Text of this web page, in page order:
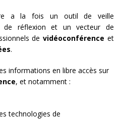
a la fois un outil de veille
de réflexion et un vecteur de
devidéoconférence et
.
informations en libre accès sur
, et notamment :
technologies de